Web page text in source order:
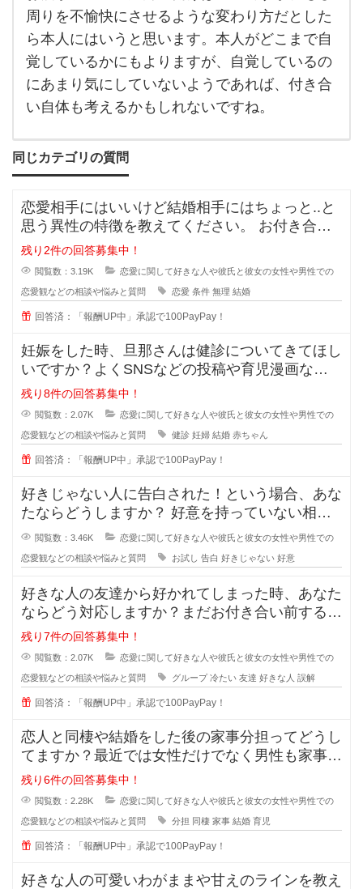
人が
酒
周りを不愉快にさせるような変わり方だとした
ら本人にはいうと思います。本人がどこまで自
覚しているかにもよりますが、自覚しているの
にあまり気にしていないようであれば、付き合
い自体も考えるかもしれないですね。
同じカテゴリの質問
恋愛相手にはいいけど結婚相手にはちょっと..と
思う異性の特徴を教えてください。 お付き合い
をしている間に相手のいい
残り2件の回答募集中！
閲覧数：3.19K 恋愛に関して好きな人や彼氏と彼女の女性や男性での
恋愛観などの相談や悩みと質問 恋愛 条件 無理 結婚
回答済：「報酬UP中」承認で100PayPay！
妊娠をした時、旦那さんは健診についてきてほし
いですか？よくSNSなどの投稿や育児漫画など
を見ていたりすると、仲の良さそう
残り8件の回答募集中！
閲覧数：2.07K 恋愛に関して好きな人や彼氏と彼女の女性や男性での
恋愛観などの相談や悩みと質問 健診 妊婦 結婚 赤ちゃん
回答済：「報酬UP中」承認で100PayPay！
好きじゃない人に告白された！という場合、あな
たならどうしますか？ 好意を持っていない相手
からの告白、結構戸惑ったり
閲覧数：3.46K 恋愛に関して好きな人や彼氏と彼女の女性や男性での
恋愛観などの相談や悩みと質問 お試し 告白 好きじゃない 好意
好きな人の友達から好かれてしまった時、あなた
ならどう対応しますか？まだお付き合い前する段
階で、2人だとまだぎこちないから
残り7件の回答募集中！
閲覧数：2.07K 恋愛に関して好きな人や彼氏と彼女の女性や男性での
恋愛観などの相談や悩みと質問 グループ 冷たい 友達 好きな人 誤解
回答済：「報酬UP中」承認で100PayPay！
恋人と同棲や結婚をした後の家事分担ってどうし
てますか？最近では女性だけでなく男性も家事を
やろうみたいな風潮がある時代です
残り6件の回答募集中！
閲覧数：2.28K 恋愛に関して好きな人や彼氏と彼女の女性や男性での
恋愛観などの相談や悩みと質問 分担 同棲 家事 結婚 育児
回答済：「報酬UP中」承認で100PayPay！
好きな人の可愛いわがままや甘えのラインを教え